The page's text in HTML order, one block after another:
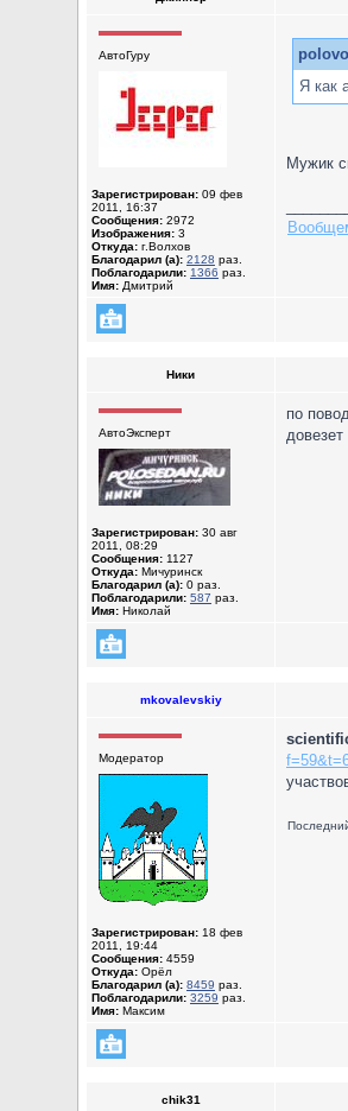
АвтоГуру
Зарегистрирован: 09 фев
2011, 16:37
Сообщения: 2972
Изображения: 3
Откуда: г.Волхов
Благодарил (а): 2128 раз.
Поблагодарили: 1366 раз.
Имя: Дмитрий
Я как
Мужик
Ники
АвтоЭксперт
Зарегистрирован: 30 авг
2011, 08:29
Сообщения: 1127
Откуда: Мичуринск
Благодарил (а): 0 раз.
Поблагодарили: 587 раз.
Имя: Николай
по
mkovalevskiy
Модератор
Зарегистрирован: 18 фев
2011, 19:44
Сообщения: 4559
Откуда: Орёл
Благодарил (а): 8459 раз.
Поблагодарили: 3259 раз.
Имя: Максим
chik31